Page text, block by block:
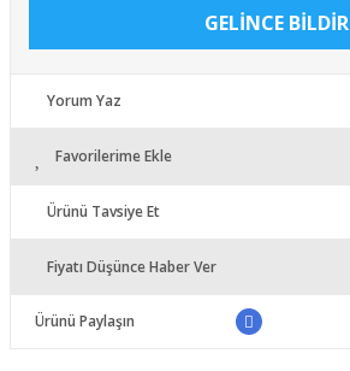
GELİNCE BİLDİR
Yorum Yaz
Favorilerime Ekle
Ürünü Tavsiye Et
Fiyatı Düşünce Haber Ver
Ürünü Paylaşın